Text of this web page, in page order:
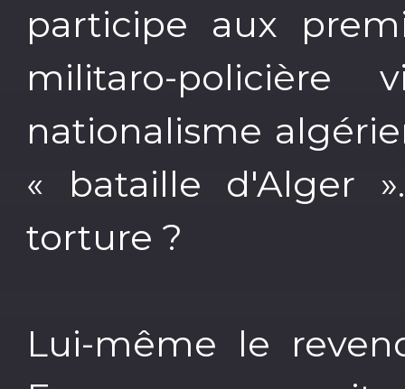
participe aux
militaro-
nationalisme
« bataille d'Alger
torture ?
Lui-même le